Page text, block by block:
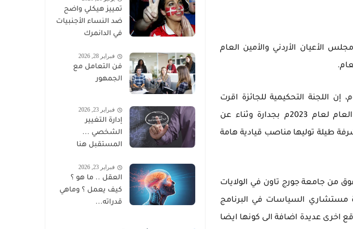
الأعيان الأردني والأمين العام
اللجنة التحكيمية للجائزة اقرت
باستحقاق الدكتورة عماوي جائزة المرأة العربية المتميزة في العمل العام لعام 2023م بجدارة وثناء عن
طيلة توليها مناصب قيادية هامة
من جامعة جورج تاون في الولايات
مستشاري السياسات في البرنامج
اخرى عديدة اضافة الى كونها ايضا
تمييز هيكلي واضح
ضد النساء الأجنبيات
في الدانمرك
فبراير 28, 2026
فن التعامل مع
الجمهور
فبراير 23, 2026
إدارة التغيير
الشخصي ...
المستقبل هنا
فبراير 23, 2026
العقل .. ما هو ؟
كيف يعمل ؟ وماهي
قدراته...